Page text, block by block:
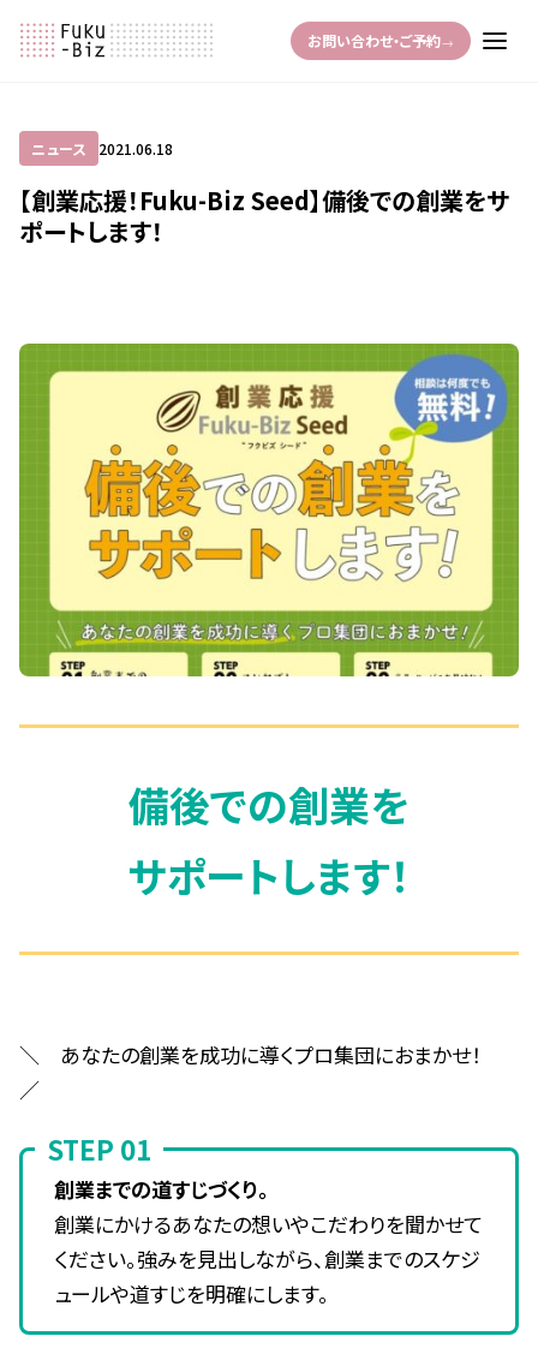
お問い合わせ・ご予約→
ニュース 2021.06.18
【創業応援！Fuku-Biz Seed】備後での創業をサ
ポートします！
備後での創業を
サポートします！
＼ あなたの創業を成功に導くプロ集団におまかせ！
／
STEP 01
創業までの道すじづくり。
創業にかけるあなたの想いやこだわりを聞かせて
ください。強みを見出しながら、創業までのスケジ
ュールや道すじを明確にします。